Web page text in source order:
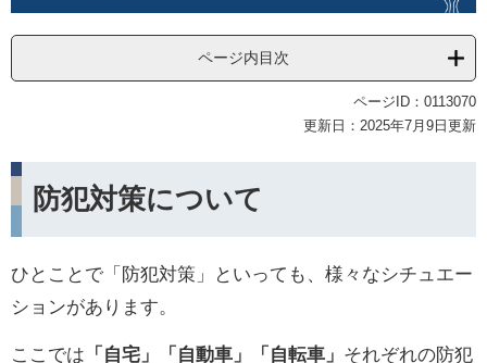
ページ内目次
ページID：0113070
更新日：2025年7月9日更新
防犯対策について
ひとことで「防犯対策」といっても、様々なシチュエー
ションがあります。
ここでは 「自宅」「自動車」「自転車」 それぞれの防犯